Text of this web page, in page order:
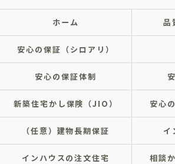
ホーム 品
安心の保証（シロアリ）
安心の保証体制
新築住宅かし保険（JIO） 安心
（任意）建物長期保証 イ
インハウスの注文住宅 相談